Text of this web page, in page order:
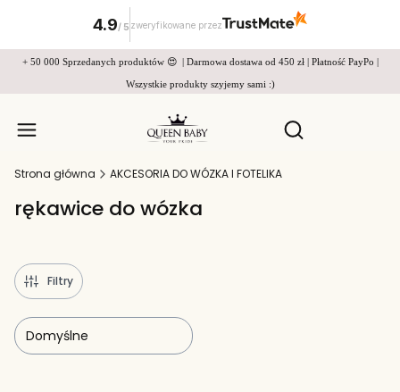
+ 50 000 Sprzedanych produktów 😍 | Darmowa dostawa od 450 zł | Płatność PayPo |
Wszystkie produkty szyjemy sami :)
Otwórz
Strona główna AKCESORIA DO WÓZKA I FOTELIKA
rękawice do wózka
Filtry
Domyślne
4.9/ 5 zweryfikowane przez